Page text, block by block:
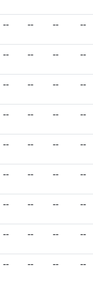
-- -- -- --
-- -- -- --
-- -- -- --
-- -- -- --
-- -- -- --
-- -- -- --
-- -- -- --
-- -- -- --
-- -- -- --